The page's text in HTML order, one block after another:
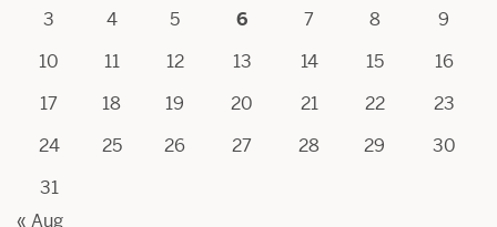
3
4 5 6 7 8
9
10
11 12 13 14 15
16
17
18 19 20 21 22
23
24
25 26 27 28 29
30
31
« Aug